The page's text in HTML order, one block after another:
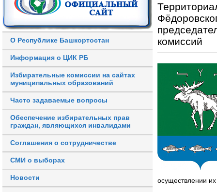
О Республике Башкортостан
Информация о ЦИК РБ
Избирательные комиссии на сайтах
муниципальных образований
Часто задаваемые вопросы
Обеспечение избирательных прав
граждан, являющихся инвалидами
Соглашения о сотрудничестве
СМИ о выборах
Новости
комиссий
осуществлении